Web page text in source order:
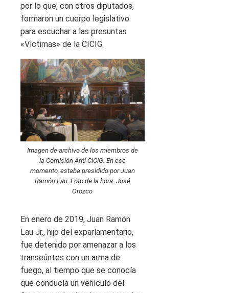
por lo que, con otros diputados,
formaron un cuerpo legislativo
para escuchar a las presuntas
«Víctimas» de la CICIG.
Imagen de archivo de los miembros de
la Comisión Anti-CICIG. En ese
momento, estaba presidido por Juan
Ramón Lau. Foto de la hora: José
Orozco
En enero de 2019, Juan Ramón
Lau Jr., hijo del exparlamentario,
fue detenido por amenazar a los
transeúntes con un arma de
fuego, al tiempo que se conocía
que conducía un vehículo del